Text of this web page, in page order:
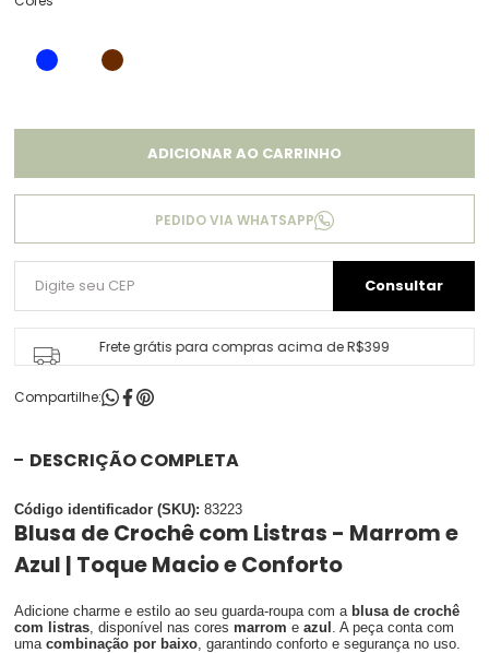
ADICIONAR AO CARRINHO
PEDIDO VIA WHATSAPP
Frete grátis para compras acima de R$399
Compartilhe:
DESCRIÇÃO COMPLETA
Código identificador (SKU): 83223
Blusa de Crochê com Listras - Marrom e
Azul | Toque Macio e Conforto
Adicione charme e estilo ao seu guarda-roupa com a blusa de crochê
com listras, disponível nas coresmarrom eazul . A peça conta com
umacombinação por baixo, garantindo conforto e segurança no uso.